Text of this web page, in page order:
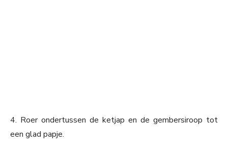
4. Roer ondertussen de ketjap en de gembersiroop tot
een glad papje.